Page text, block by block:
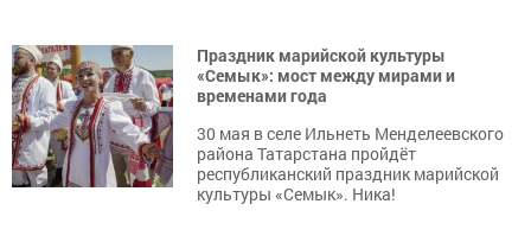
Праздник марийской культуры
«Семык»: мост между мирами и
временами года
30 мая в селе Ильнеть Менделеевского
района Татарстана пройдёт
республиканский праздник марийской
культуры «Семык». Ника!